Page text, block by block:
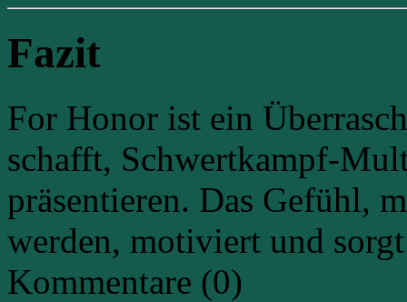
Fazit
For Honor ist ein
schafft, Schwertkampf-
präsentieren. Das Gefühl,
werden, motiviert und
Kommentare (0)